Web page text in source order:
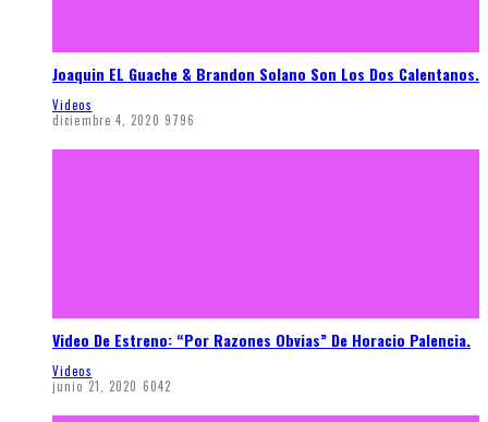
Joaquin EL Guache & Brandon Solano Son Los Dos Calentanos.
Videos
diciembre 4, 2020 9796
Video De Estreno: “Por Razones Obvias” De Horacio Palencia.
Videos
junio 21, 2020 6042